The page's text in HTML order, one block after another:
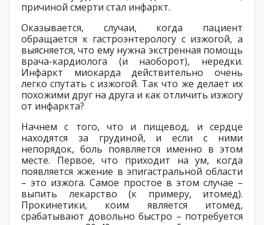
причиной смерти стал инфаркт.
Оказывается, случаи, когда пациент
обращается к гастроэнтерологу с изжогой, а
выясняется, что ему нужна экстренная помощь
врача-кардиолога (и наоборот), нередки.
Инфаркт миокарда действительно очень
легко спутать с изжогой. Так что же делает их
похожими друг на друга и как отличить изжогу
от инфаркта?
Начнем с того, что и пищевод, и сердце
находятся за грудиной, и если с ними
непорядок, боль появляется именно в этом
месте. Первое, что приходит на ум, когда
появляется жжение в эпигастральной области
– это изжога. Самое простое в этом случае –
выпить лекарство (к примеру, итомед).
Прокинетики, коим является итомед,
срабатывают довольно быстро – потребуется